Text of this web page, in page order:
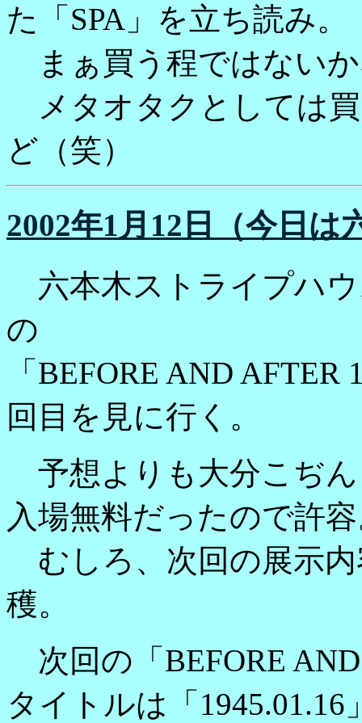
た「SPA」を立ち読み。
まぁ買う程ではない
メタオタクとしては
ど（笑）
2002年1月12日（今日は
六本木ストライプハ
の
「BEFORE AND
回目を見に行く。
予想よりも大分こぢ
入場無料だったので許
むしろ、次回の展示
穫。
次回の「BEFORE
タイトルは「1945.01.16